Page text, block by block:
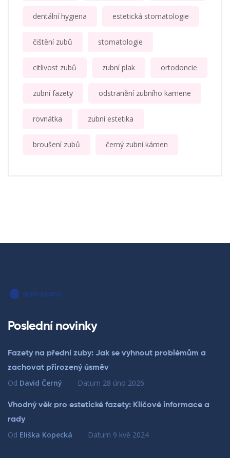
dentální hygiena estetická stomatologie
čištění zubů stomatologie
citlivost zubů zubní plak ortodoncie
zubní fazety odstranění zubního kamene
rovnátka zubní estetika
broušení zubů černý zubní kámen
Poslední novinky
Fazety na přední zuby: Jak se vyhnout problémům a
zachovat přirozený úsměv
Od David Černý Datum 28 úno 2026
Vhodný věk pro estetické fazety: Klíčové informace a
rady
Od Eliška Kopecká Datum 9 kvě 2024